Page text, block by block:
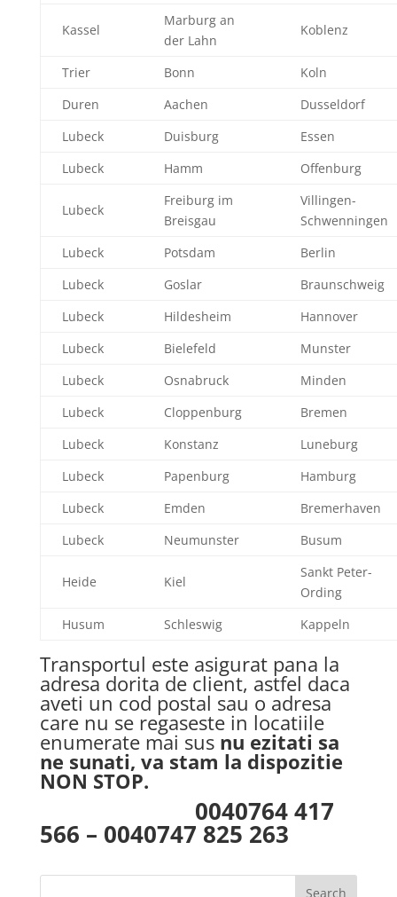
Kassel
Marburg an
der Lahn
Koblenz
Trier Bonn
Koln
Duren
Aachen
Dusseldorf
Lubeck
Duisburg
Essen
Lubeck
Hamm Offenburg
Lubeck
Freiburg im
Breisgau
Villingen-
Schwenningen
Lubeck
Potsdam
Berlin
Lubeck
Goslar
Braunschweig
Lubeck
Hildesheim
Hannover
Lubeck
Bielefeld
Munster
Lubeck
Osnabruck
Minden
Lubeck
Cloppenburg
Bremen
Lubeck
Konstanz
Luneburg
Lubeck
Papenburg
Hamburg
Lubeck
Emden
Bremerhaven
Lubeck
Neumunster Busum
Heide Kiel
Sankt Peter-
Ording
Husum
Schleswig Kappeln
Transportul este asigurat pana la
adresa dorita de client, astfel daca
aveti un cod postal sau o adresa
care nu se regaseste in locatiile
enumerate mai susnu ezitati sa
ne sunati, va stam la dispozitie
NON STOP.
0040764 417
566 – 0040747 825 263